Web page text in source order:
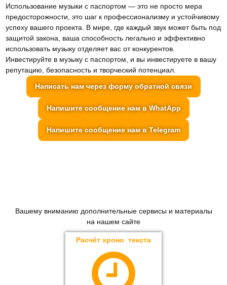
Использование музыки с паспортом — это не просто мера
предосторожности, это шаг к профессионализму и устойчивому
успеху вашего проекта. В мире, где каждый звук может быть под
защитой закона, ваша способность легально и эффективно
использовать музыку отделяет вас от конкурентов.
Инвестируйте в музыку с паспортом, и вы инвестируете в вашу
репутацию, безопасность и творческий потенциал.
Написать нам через форму обратной связи
Напишите сообщение нам в WhatApp
Напишите сообщение нам в Telegram
Вашему вниманию дополнительные сервисы и материалы
на нашем сайте
Расчёт хроно текста